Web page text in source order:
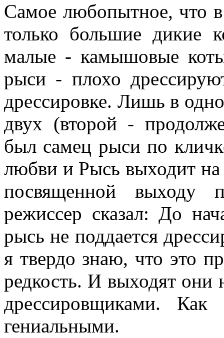
Самое любопытное, что
только большие дикие
малые - камышовые
рыси - плохо
дрессировке. Лишь в
двух (второй -
был самец рыси по
любви и Рысь выходит
посвященной выходу
режиссер сказал: До
рысь не поддается
я твердо знаю, что это
редкость. И выходят они
дрессировщиками.
гениальными.